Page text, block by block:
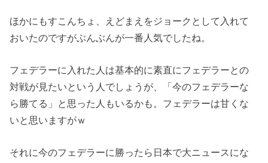
ほかにもすこんちょ、えどまえをジョークとして入れて
おいたのですがぶんぶんが一番人気でしたね。
フェデラーに入れた人は基本的に素直にフェデラーとの
対戦が見たいという人でしょうが、「今のフェデラーな
ら勝てる」と思った人もいるかも。フェデラーは甘くな
いと思いますがｗ
それに今のフェデラーに勝ったら日本で大ニュースにな